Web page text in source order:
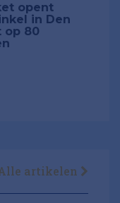
opent
in Den
op 80
artikelen